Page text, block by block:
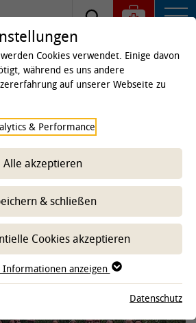
Studierenden
--
Cookies verwendet. Einige davon
während es uns andere
auf unserer Webseite zu
& Performance
Alle akzeptieren
& schließen
Cookies akzeptieren
anzeigen
Datenschutz